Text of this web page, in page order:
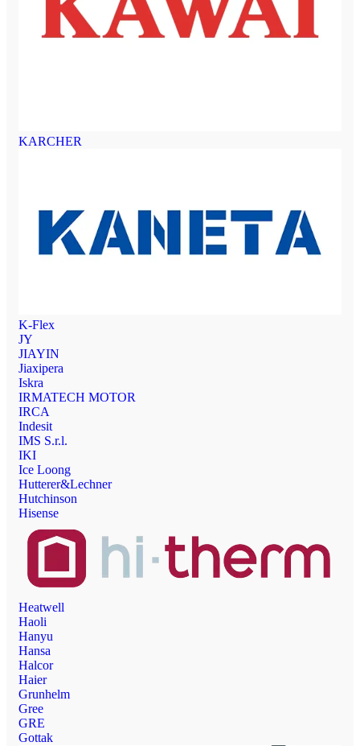
KARCHER
K-Flex
JY
JIAYIN
Jiaxipera
Iskra
IRMATECH MOTOR
IRCA
Indesit
IMS S.r.l.
IKI
Ice Loong
Hutterer&Lechner
Hutchinson
Hisense
Heatwell
Haoli
Hanyu
Hansa
Halcor
Haier
Grunhelm
Gree
GRE
Gottak